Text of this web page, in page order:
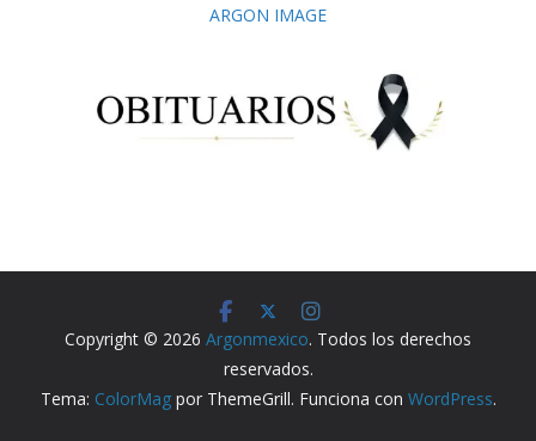
ARGON IMAGE
Copyright © 2026 Argonmexico. Todos los derechos
reservados.
Tema: ColorMagpor ThemeGrill. Funciona con WordPress.